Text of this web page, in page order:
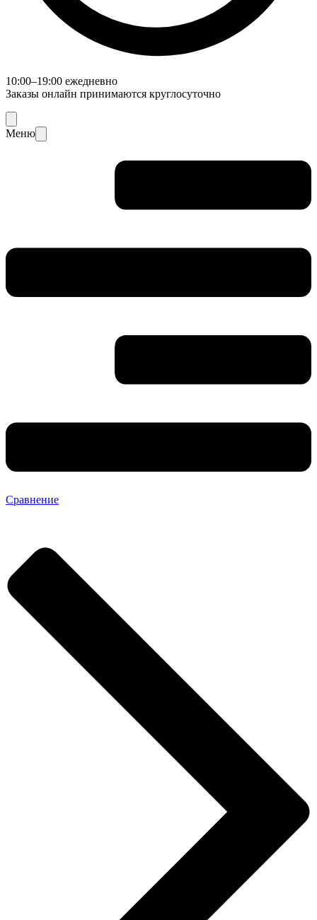
10:00–19:00 ежедневно
Заказы онлайн принимаются круглосуточно
Меню
Сравнение